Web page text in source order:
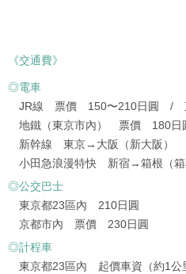
《交通費》
◎電車
JR線 票價 150〜210日圓 /
地鐵（東京市內） 票價 180日
新幹線 東京→大阪（新大阪）
小田急浪漫特快 新宿→箱根（
◎公交巴士
東京都23區內 210日圓
京都市內 票價 230日圓
◎計程車
東京都23區內 起價車資（約1